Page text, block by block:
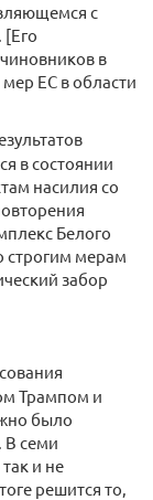
с
в
ЕС в области
в состоянии
насилия со
Белого
строгим мерам
забор
Трампом и
было
В семи
и не
решится то,